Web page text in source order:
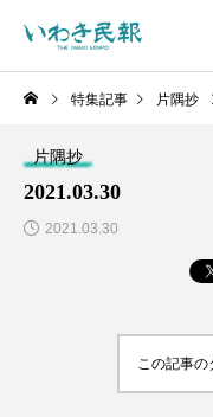
特集記事 片隅抄
片隅抄
2021.03.30
2021.03.30
この記事